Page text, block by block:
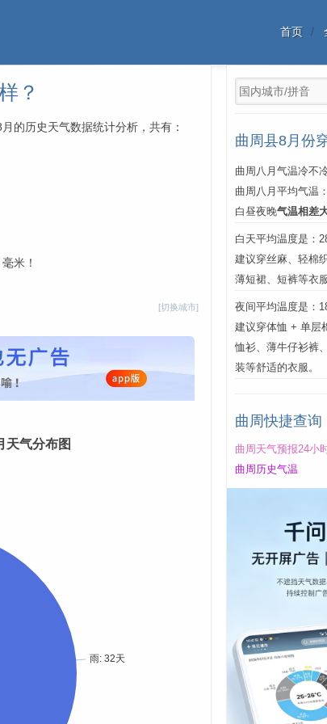
首页
？
的历史天气数据统计分析，共有：
米！
[切换城市]
天气分布图
曲周县8月份
曲周八月气温冷不
曲周八月平均气温
白昼夜晚气温相差
白天平均温度是：
建议穿丝麻、轻棉
薄短裙、短裤等衣
夜间平均温度是：
建议穿体恤 + 单层
恤衫、薄牛仔衫裤
装等舒适的衣服。
曲周快捷查询
曲周天气预报24小
曲周历史气温